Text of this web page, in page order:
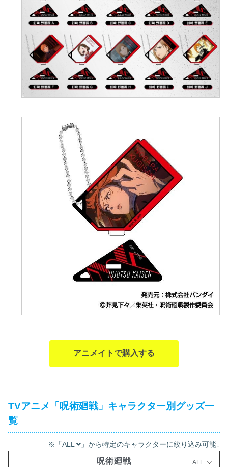
アニメイトで購入する
TVアニメ「呪術廻戦」キャラクター別グッズ一
覧
※「ALL 」から特定のキャラクターに絞り込み可能↓
呪術廻戦 ALL